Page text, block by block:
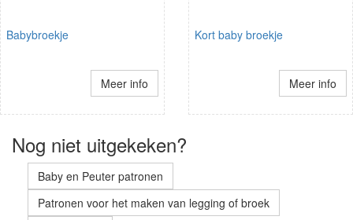
Babybroekje
Meer info
Kort baby broekje
Meer info
Nog niet uitgekeken?
Baby en Peuter patronen
Patronen voor het maken van legging of broek